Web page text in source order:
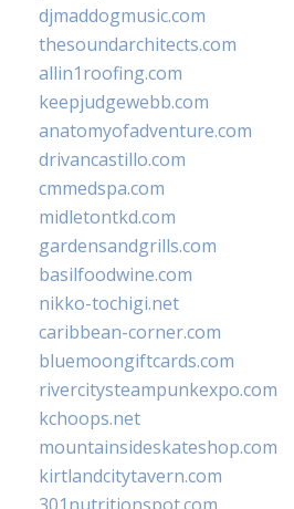
djmaddogmusic.com
thesoundarchitects.com
allin1roofing.com
keepjudgewebb.com
anatomyofadventure.com
drivancastillo.com
cmmedspa.com
midletontkd.com
gardensandgrills.com
basilfoodwine.com
nikko-tochigi.net
caribbean-corner.com
bluemoongiftcards.com
rivercitysteampunkexpo.com
kchoops.net
mountainsideskateshop.com
kirtlandcitytavern.com